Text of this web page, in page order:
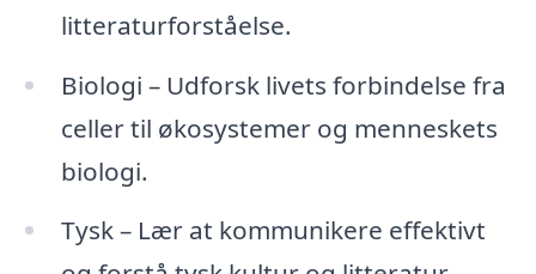
litteraturforståelse.
Biologi – Udforsk livets forbindelse fra
celler til økosystemer og menneskets
biologi.
Tysk – Lær at kommunikere effektivt